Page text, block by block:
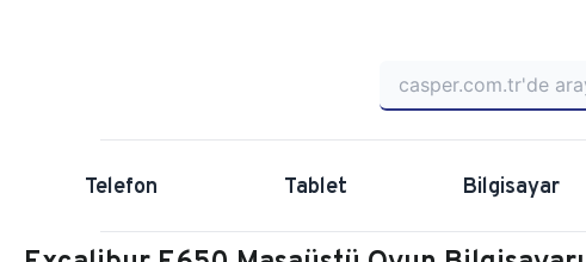
Telefon Tablet Bilgisayar